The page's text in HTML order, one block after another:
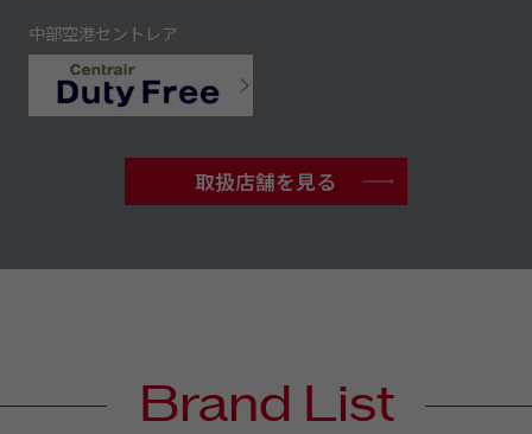
中部空港セントレア
取扱店舗を見る
Brand List